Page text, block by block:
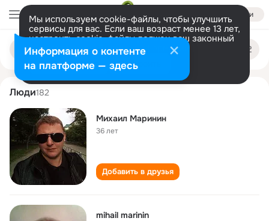
Войти
Мы используем cookie-файлы, чтобы улучшить
сервисы для вас. Если ваш возраст менее 13 лет,
настроить cookie-файлы должен ваш законный
представитель. Больше информации
Разрешить все Настроить
Поиск
людям
mikhail marinin
Люди182
Михаил Маринин
36 лет
Добавить в друзья
mihail marinin
Информация о контенте
на платформе — здесь